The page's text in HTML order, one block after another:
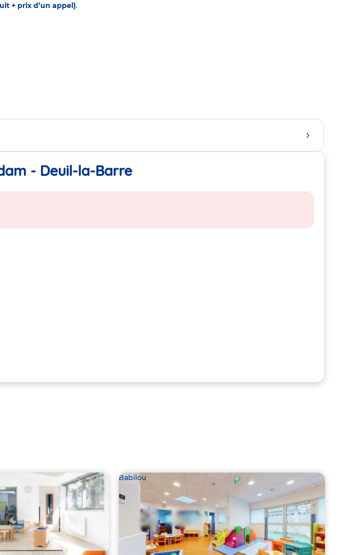
+ prix d’un appel).
- Deuil-la-Barre
Babilou